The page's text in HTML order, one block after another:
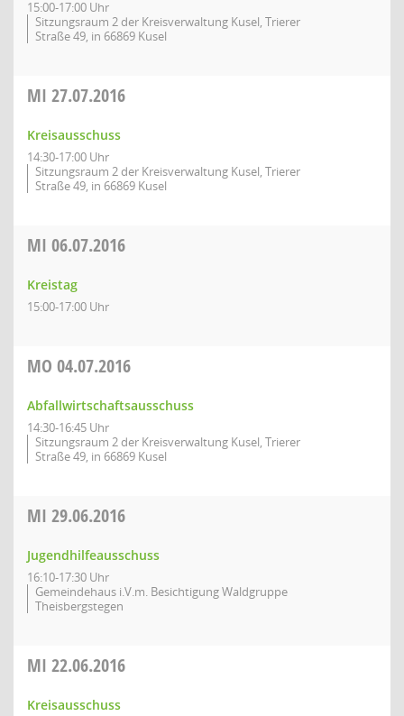
15:00-17:00 Uhr
Sitzungsraum 2 der Kreisverwaltung Kusel, Trierer
Straße 49, in 66869 Kusel
MI 27.07.2016
Kreisausschuss
14:30-17:00 Uhr
Sitzungsraum 2 der Kreisverwaltung Kusel, Trierer
Straße 49, in 66869 Kusel
MI 06.07.2016
Kreistag
15:00-17:00 Uhr
MO 04.07.2016
Abfallwirtschaftsausschuss
14:30-16:45 Uhr
Sitzungsraum 2 der Kreisverwaltung Kusel, Trierer
Straße 49, in 66869 Kusel
MI 29.06.2016
Jugendhilfeausschuss
16:10-17:30 Uhr
Gemeindehaus i.V.m. Besichtigung Waldgruppe
Theisbergstegen
MI 22.06.2016
Kreisausschuss